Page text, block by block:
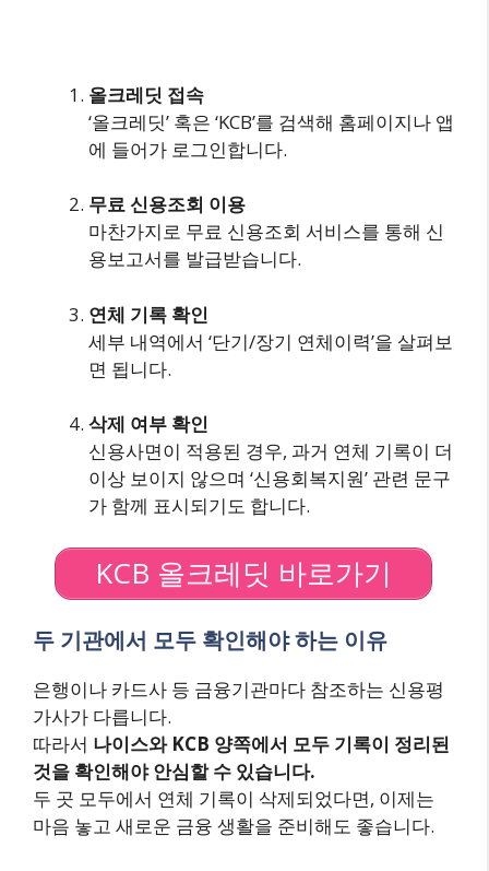
올크레딧 접속
‘올크레딧’ 혹은 ‘KCB’를 검색해 홈페이지나 앱
에 들어가 로그인합니다.
무료 신용조회 이용
마찬가지로 무료 신용조회 서비스를 통해 신
용보고서를 발급받습니다.
연체 기록 확인
세부 내역에서 ‘단기/장기 연체이력’을 살펴보
면 됩니다.
삭제 여부 확인
신용사면이 적용된 경우, 과거 연체 기록이 더
이상 보이지 않으며 ‘신용회복지원’ 관련 문구
가 함께 표시되기도 합니다.
KCB 올크레딧 바로가기
두 기관에서 모두 확인해야 하는 이유
은행이나 카드사 등 금융기관마다 참조하는 신용평
가사가 다릅니다.
따라서 나이스와 KCB 양쪽에서 모두 기록이 정리된
것을 확인해야 안심할 수 있습니다.
두 곳 모두에서 연체 기록이 삭제되었다면, 이제는
마음 놓고 새로운 금융 생활을 준비해도 좋습니다.